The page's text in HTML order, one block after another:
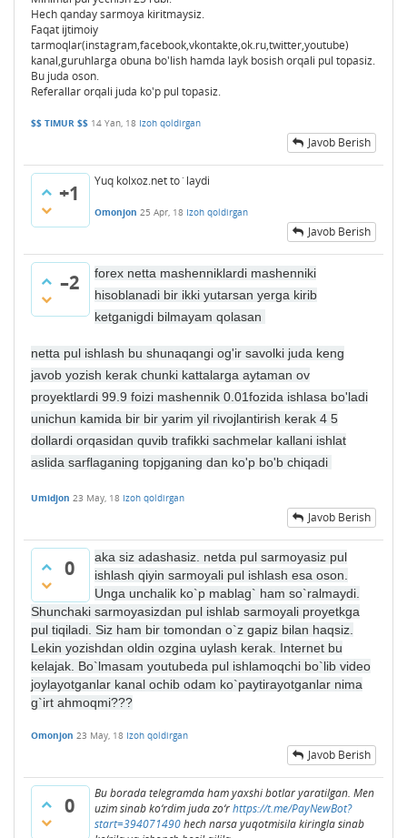
Hech qanday sarmoya kiritmaysiz.
Faqat ijtimoiy
tarmoqlar(instagram,facebook,vkontakte,ok.ru,twitter,youtube)
kanal,guruhlarga obuna bo'lish hamda layk bosish orqali pul topasiz.
Bu juda oson.
Referallar orqali juda ko'p pul topasiz.
$$ TIMUR $$ 14 Yan, 18 Izoh qoldirgan
Javob Berish
+1
Yuq kolxoz.net to`laydi
Omonjon 25 Apr, 18 Izoh qoldirgan
Javob Berish
–2
forex netta mashenniklardi mashenniki
hisoblanadi bir ikki yutarsan yerga kirib
ketganigdi bilmayam qolasan
netta pul ishlash bu shunaqangi og'ir savolki juda keng
javob yozish kerak chunki kattalarga aytaman ov
proyektlardi 99.9 foizi mashennik 0.01fozida ishlasa bo'ladi
unichun kamida bir bir yarim yil rivojlantirish kerak 4 5
dollardi orqasidan quvib trafikki sachmelar kallani ishlat
aslida sarflaganing topjganing dan ko'p bo'b chiqadi
Umidjon 23 May, 18 Izoh qoldirgan
Javob Berish
0
aka siz adashasiz. netda pul sarmoyasiz pul
ishlash qiyin sarmoyali pul ishlash esa oson.
Unga unchalik ko`p mablag` ham so`ralmaydi.
Shunchaki sarmoyasizdan pul ishlab sarmoyali proyetkga
pul tiqiladi. Siz ham bir tomondan o`z gapiz bilan haqsiz.
Lekin yozishdan oldin ozgina uylash kerak. Internet bu
kelajak. Bo`lmasam youtubeda pul ishlamoqchi bo`lib video
joylayotganlar kanal ochib odam ko`paytirayotganlar nima
g`irt ahmoqmi???
Omonjon 23 May, 18 Izoh qoldirgan
Javob Berish
0
Bu borada telegramda ham yaxshi botlar yaratilgan. Men
uzim sinab ko‘rdim juda zo‘rhttps://t.me/PayNewBot?
start=394071490hech narsa yuqotmisila kiringla sinab